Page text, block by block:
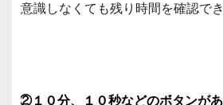
意識しなくても残り時間を確認でき
②１０分、１０秒などのボタンが